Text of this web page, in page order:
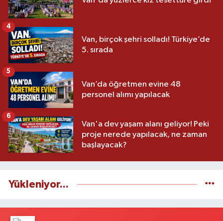
Van, birçok şehri solladı! Türkiye’de
5. sırada
4
Van’da öğretmen evine 48
personel alımı yapılacak
5
Van'a dev yaşam alanı geliyor! Peki
proje nerede yapılacak, ne zaman
başlayacak?
6
Yükleniyor...